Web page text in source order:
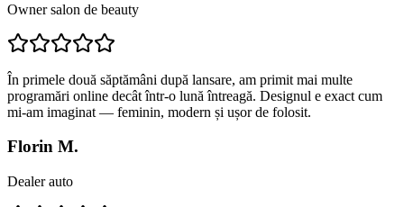
Owner salon de beauty
În primele două săptămâni după lansare, am primit mai multe
programări online decât într-o lună întreagă. Designul e exact cum
mi-am imaginat — feminin, modern și ușor de folosit.
Florin M.
Dealer auto